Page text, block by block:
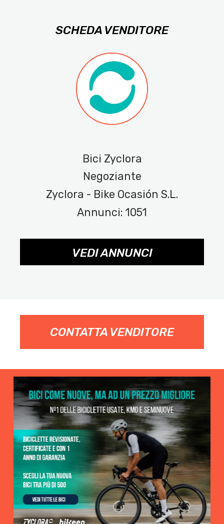
SCHEDA VENDITORE
Bici Zyclora
Negoziante
Zyclora - Bike Ocasión S.L.
Annunci: 1051
VEDI ANNUNCI
CONTATTA VENDITORE